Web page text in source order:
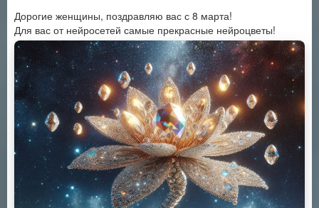
Дорогие женщины, поздравляю вас с 8 марта!
Для вас от нейросетей самые прекрасные нейроцветы!